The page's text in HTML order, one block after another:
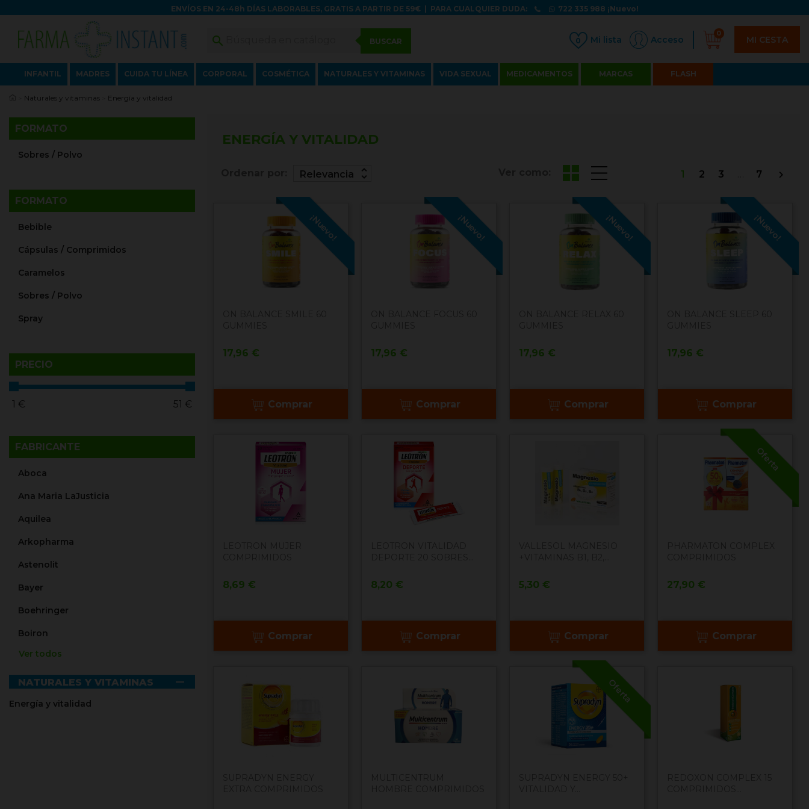
ENVÍOS EN 24-48h DÍAS LABORABLES, GRATIS A PARTIR DE 59€| PARA CUALQUIER DUDA: 722 335 988 ¡Nuevo!
 BUSCAR 0 Acceso
0
MI CESTA
INFANTIL MADRES CUIDA TU LÍNEA CORPORAL COSMÉTICA NATURALES Y VITAMINAS VIDA SEXUAL MEDICAMENTOS MARCAS FLASH
Naturales y vitaminas Energía y vitalidad
FORMATO
Sobres / Polvo
FORMATO
Bebible
Cápsulas / Comprimidos
Caramelos
Sobres / Polvo
Spray
PRECIO
1 € 51 €
FABRICANTE
Aboca
Ana Maria LaJusticia
Aquilea
Arkopharma
Astenolit
Bayer
Boehringer
Boiron
Ceregumil
Chiesi España, S.A.
Colnatur
Ver todos
NATURALES Y VITAMINAS 
Energía y vitalidad
ENERGÍA Y VITALIDAD
Relevancia unfold_more 1 2 3 7 
¡Nuevo!
Precio
17,96 €
Comprar
¡Nuevo!
Precio
17,96 €
Comprar
¡Nuevo!
Precio
17,96 €
Comprar
¡Nuevo!
Precio
17,96 €
Comprar
Precio
8,69 €
Comprar
Precio
8,20 €
Comprar
Precio
5,30 €
Comprar
Oferta
Precio
27,90 €
Comprar
Oferta